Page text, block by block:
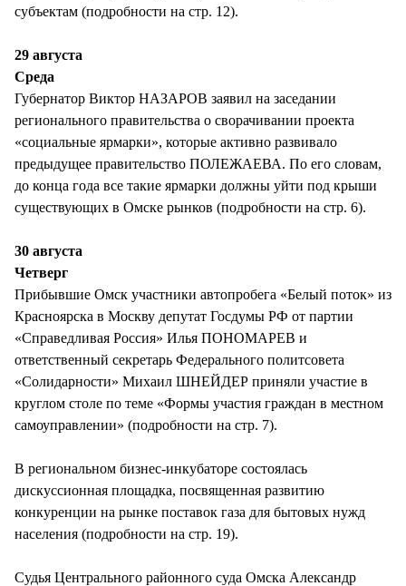
субъектам (подробности на стр. 12).
29 августа
Среда
Губернатор Виктор НАЗАРОВ заявил на заседании
регионального правительства о сворачивании проекта
«социальные ярмарки», которые активно развивало
предыдущее правительство ПОЛЕЖАЕВА. По его словам,
до конца года все такие ярмарки должны уйти под крыши
существующих в Омске рынков (подробности на стр. 6).
30 августа
Четверг
Прибывшие Омск участники автопробега «Белый поток» из
Красноярска в Москву депутат Госдумы РФ от партии
«Справедливая Россия» Илья ПОНОМАРЕВ и
ответственный секретарь Федерального политсовета
«Солидарности» Михаил ШНЕЙДЕР приняли участие в
круглом столе по теме «Формы участия граждан в местном
самоуправлении» (подробности на стр. 7).
В региональном бизнес-инкубаторе состоялась
дискуссионная площадка, посвященная развитию
конкуренции на рынке поставок газа для бытовых нужд
населения (подробности на стр. 19).
Судья Центрального районного суда Омска Александр